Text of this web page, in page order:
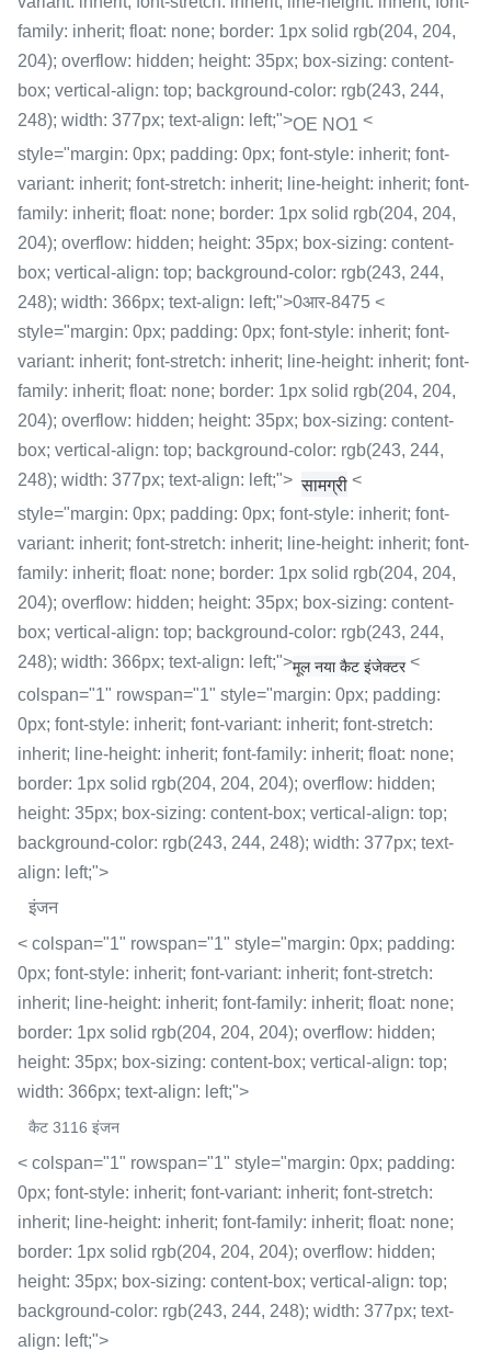
family: inherit; float: none; border: 1px solid rgb(204, 204,
204); overflow: hidden; height: 35px; box-sizing: content-
box; vertical-align: top; background-color: rgb(243, 244,
248); width: 377px; text-align: left;">OE NO1 <
style="margin: 0px; padding: 0px; font-style: inherit; font-
variant: inherit; font-stretch: inherit; line-height: inherit; font-
family: inherit; float: none; border: 1px solid rgb(204, 204,
204); overflow: hidden; height: 35px; box-sizing: content-
box; vertical-align: top; background-color: rgb(243, 244,
248); width: 366px; text-align: left;">0आर-8475 <
style="margin: 0px; padding: 0px; font-style: inherit; font-
variant: inherit; font-stretch: inherit; line-height: inherit; font-
family: inherit; float: none; border: 1px solid rgb(204, 204,
204); overflow: hidden; height: 35px; box-sizing: content-
box; vertical-align: top; background-color: rgb(243, 244,
248); width: 377px; text-align: left;">सामग्री <
style="margin: 0px; padding: 0px; font-style: inherit; font-
variant: inherit; font-stretch: inherit; line-height: inherit; font-
family: inherit; float: none; border: 1px solid rgb(204, 204,
204); overflow: hidden; height: 35px; box-sizing: content-
box; vertical-align: top; background-color: rgb(243, 244,
248); width: 366px; text-align: left;">मूल नया कैट इंजेक्टर<
colspan="1" rowspan="1" style="margin: 0px; padding:
0px; font-style: inherit; font-variant: inherit; font-stretch:
inherit; line-height: inherit; font-family: inherit; float: none;
border: 1px solid rgb(204, 204, 204); overflow: hidden;
height: 35px; box-sizing: content-box; vertical-align: top;
background-color: rgb(243, 244, 248); width: 377px; text-
align: left;">
इंजन
< colspan="1" rowspan="1" style="margin: 0px; padding:
0px; font-style: inherit; font-variant: inherit; font-stretch:
inherit; line-height: inherit; font-family: inherit; float: none;
border: 1px solid rgb(204, 204, 204); overflow: hidden;
height: 35px; box-sizing: content-box; vertical-align: top;
width: 366px; text-align: left;">
कैट 3116 इंजन
< colspan="1" rowspan="1" style="margin: 0px; padding:
0px; font-style: inherit; font-variant: inherit; font-stretch:
inherit; line-height: inherit; font-family: inherit; float: none;
border: 1px solid rgb(204, 204, 204); overflow: hidden;
height: 35px; box-sizing: content-box; vertical-align: top;
background-color: rgb(243, 244, 248); width: 377px; text-
align: left;">